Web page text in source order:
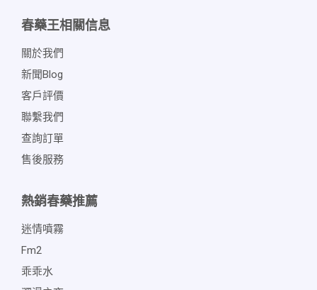
春藥王相關信息
關於我們
新聞blog
客戶評價
聯繫我們
查詢訂單
售後服務
熱銷春藥推薦
迷情噴霧
Fm2
乖乖水